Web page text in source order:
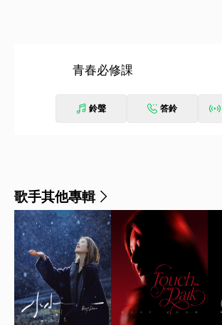
青春必修課
鈴聲 答鈴
歌手其他專輯